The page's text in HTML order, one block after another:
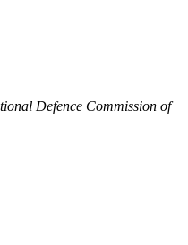
Defence Commission of